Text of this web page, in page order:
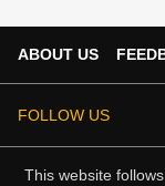
ABOUT US
FOLLOW US
This website